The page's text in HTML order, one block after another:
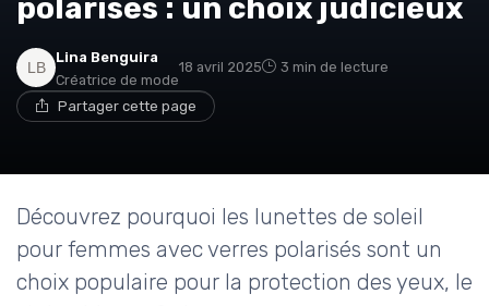
polarisés : un choix judicieux
Lina Benguira
Créatrice de mode
18 avril 2025 3 min de lecture
Partager cette page
Découvrez pourquoi les lunettes de soleil
pour femmes avec verres polarisés sont un
choix populaire pour la protection des yeux, le